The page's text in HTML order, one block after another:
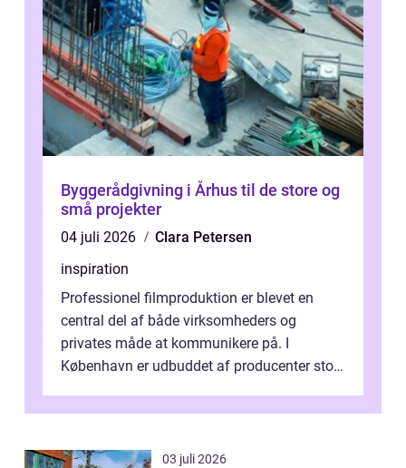
Byggerådgivning i Århus til de store og
små projekter
04 juli 2026
Clara Petersen
inspiration
Professionel filmproduktion er blevet en
central del af både virksomheders og
privates måde at kommunikere på. I
København er udbuddet af producenter stort,
inti...
03 juli 2026